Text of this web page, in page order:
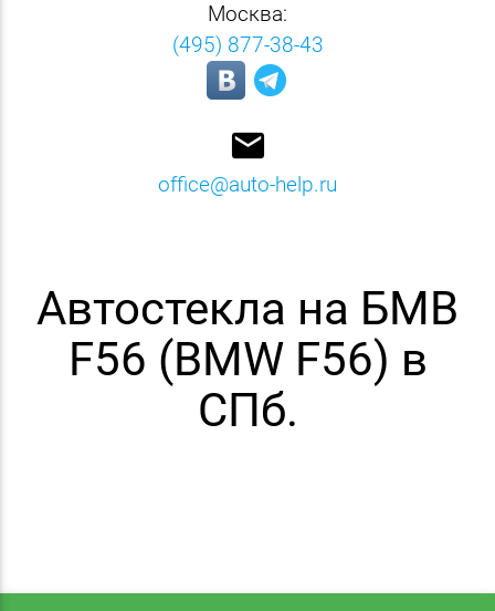
Москва:
(495) 877-38-43
email
office@auto-help.ru
Автостекла на БМВ
F56 (BMW F56) в
СПб.